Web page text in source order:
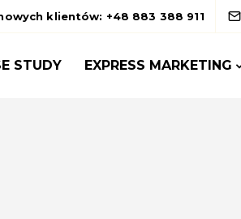
klientów: +48 883 388 911
STUDY EXPRESS MARKETING